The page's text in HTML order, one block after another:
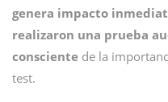
genera impacto
realizaron una prueba
consciente de la
test.